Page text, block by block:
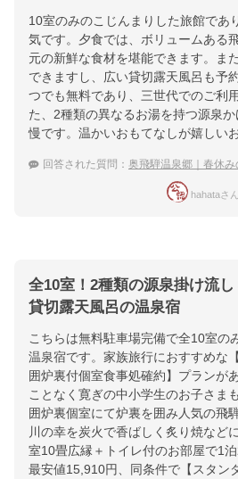
交通アクセス
ＪＲ高山駅又はＪＲ松本駅よりバスで
西ＩＣ、長野自動車道松本ＩＣよりＲ
楽天トラベル
ホテル詳細を詳
10室のみのこじんまりした旅館であ
気です。夕食では、ボリュームある
元の新鮮な食材を堪能できます。ま
できますし、広い貸切露天風呂も予
つでも無料であり、三世代でのご利
た、2種類の異なるお湯を持つ源泉
慢です。温かいおもてなしが嬉しい
回答された質問： 奥飛騨温泉郷｜春休みの
hahataさ
全10室！2種類の源泉掛け流
貸切露天風呂の温泉宿
こちらは無料駐車場完備で全10室の
温泉宿です。家族旅行におすすめな
囲炉裏付個室食事処確約】プランが
ことなく寛ぎの中小学生のお子さま
囲炉裏個室にて炉裏を囲み人気の飛
川の幸を炭火で香ばしく炙り焼など
室10畳広縁＋トイレ付のお部屋で1
最安値15,910円、同条件で【スタン